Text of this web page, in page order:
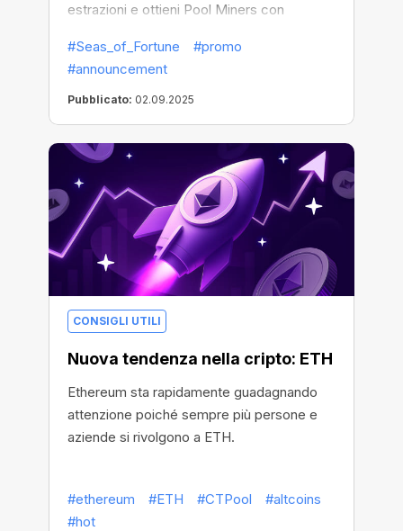
estrazioni e ottieni Pool Miners con
termina il 20 settembre — non perdere la
tua occasione di gloria!
#Seas_of_Fortune
#promo
#announcement
Pubblicato: 02.09.2025
CONSIGLI UTILI
Nuova tendenza nella cripto: ETH
Ethereum sta rapidamente guadagnando
attenzione poiché sempre più persone e
aziende si rivolgono a ETH.
#ethereum #ETH #CTPool
#altcoins
#hot